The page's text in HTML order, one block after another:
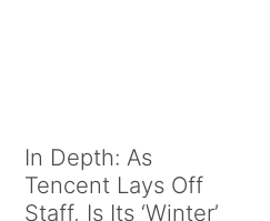
In Depth: As
Tencent Lays Off
Staff, Is Its ‘Winter’